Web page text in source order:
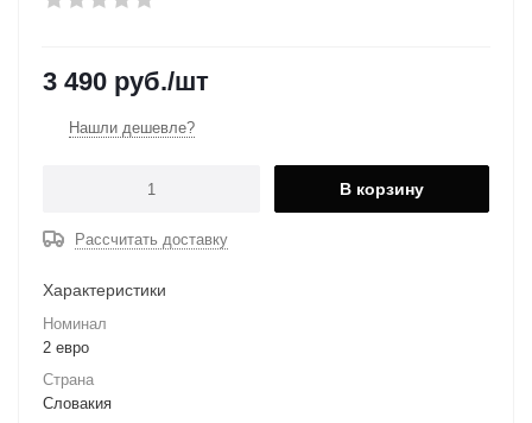
3 490 руб./шт
Нашли дешевле?
В корзину
Рассчитать доставку
Характеристики
Номинал
2 евро
Страна
Словакия